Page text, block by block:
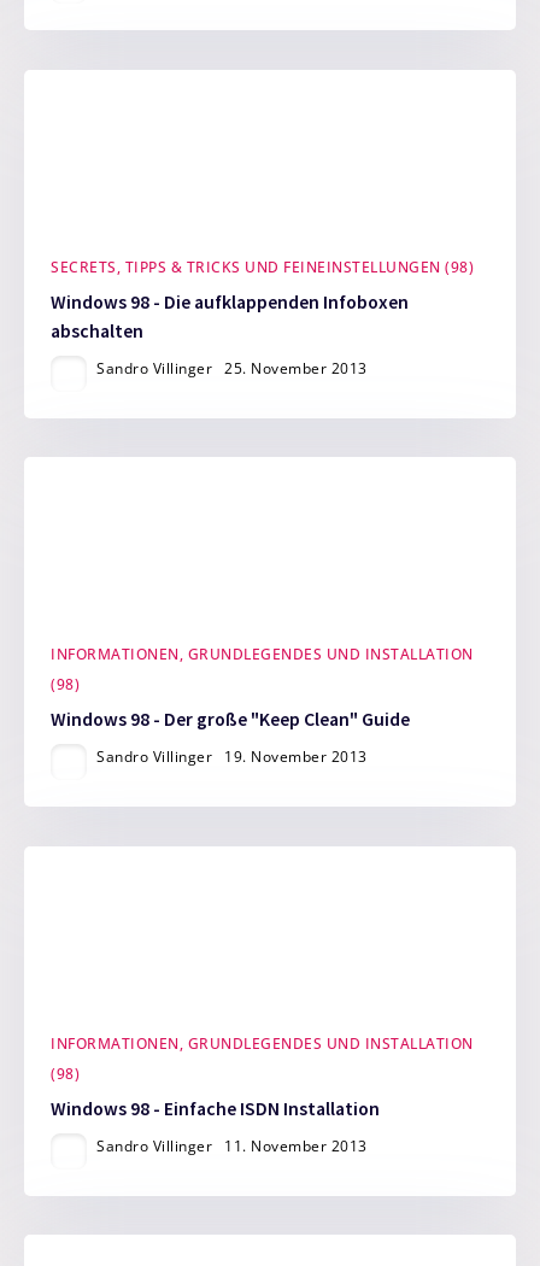
SECRETS, TIPPS & TRICKS UND FEINEINSTELLUNGEN (98)
Windows 98 - Die aufklappenden Infoboxen
abschalten
Sandro Villinger 25. November 2013
INFORMATIONEN, GRUNDLEGENDES UND INSTALLATION
(98)
Windows 98 - Der große "Keep Clean" Guide
Sandro Villinger 19. November 2013
INFORMATIONEN, GRUNDLEGENDES UND INSTALLATION
(98)
Windows 98 - Einfache ISDN Installation
Sandro Villinger 11. November 2013